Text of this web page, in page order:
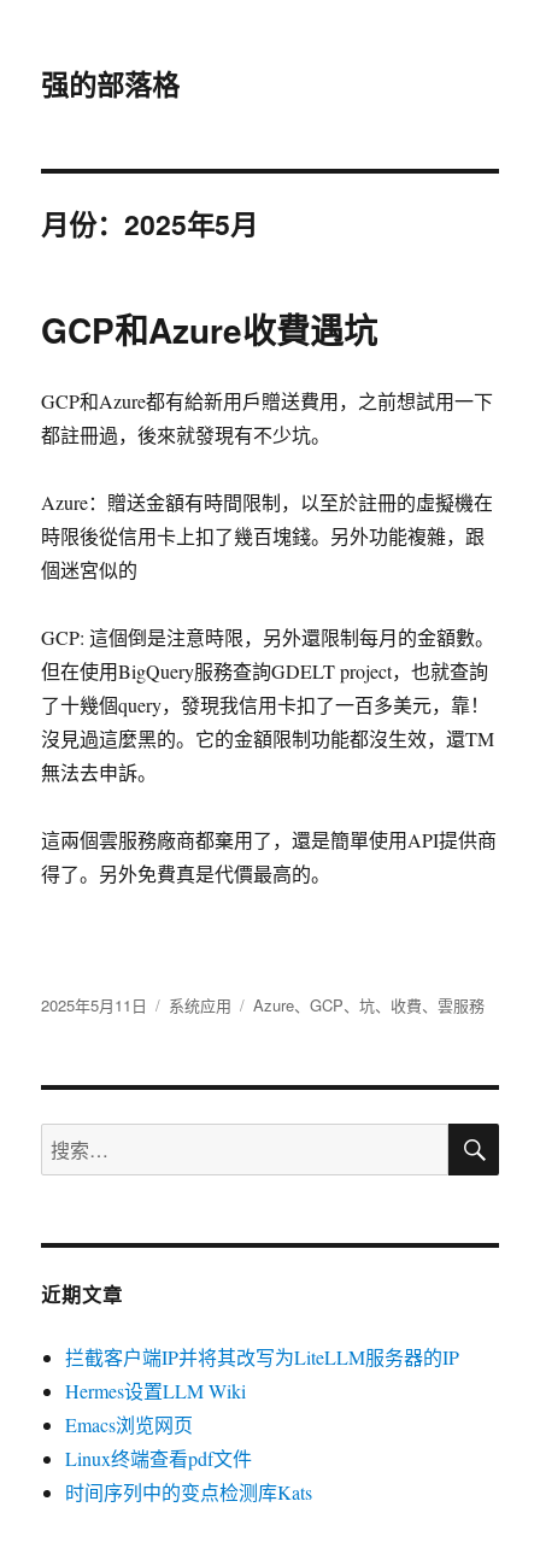
强的部落格
月份：2025年5月
GCP和Azure收費遇坑
GCP和Azure都有給新用戶贈送費用，之前想試用一下
都註冊過，後來就發現有不少坑。
Azure：贈送金額有時間限制，以至於註冊的虛擬機在
時限後從信用卡上扣了幾百塊錢。另外功能複雜，跟
個迷宮似的
GCP: 這個倒是注意時限，另外還限制每月的金額數。
但在使用BigQuery服務查詢GDELT project，也就查詢
了十幾個query，發現我信用卡扣了一百多美元，靠！
沒見過這麼黑的。它的金額限制功能都沒生效，還TM
無法去申訴。
這兩個雲服務廠商都棄用了，還是簡單使用API提供商
得了。另外免費真是代價最高的。
发
2025年5月11日
分
系统应用
标
Azure、GCP、坑、 收費、雲服務
搜
索：
搜
近期文章
拦截客户端IP并将其改写为LiteLLM服务器的IP
Hermes设置LLM Wiki
Emacs浏览网页
Linux终端查看pdf文件
时间序列中的变点检测库Kats